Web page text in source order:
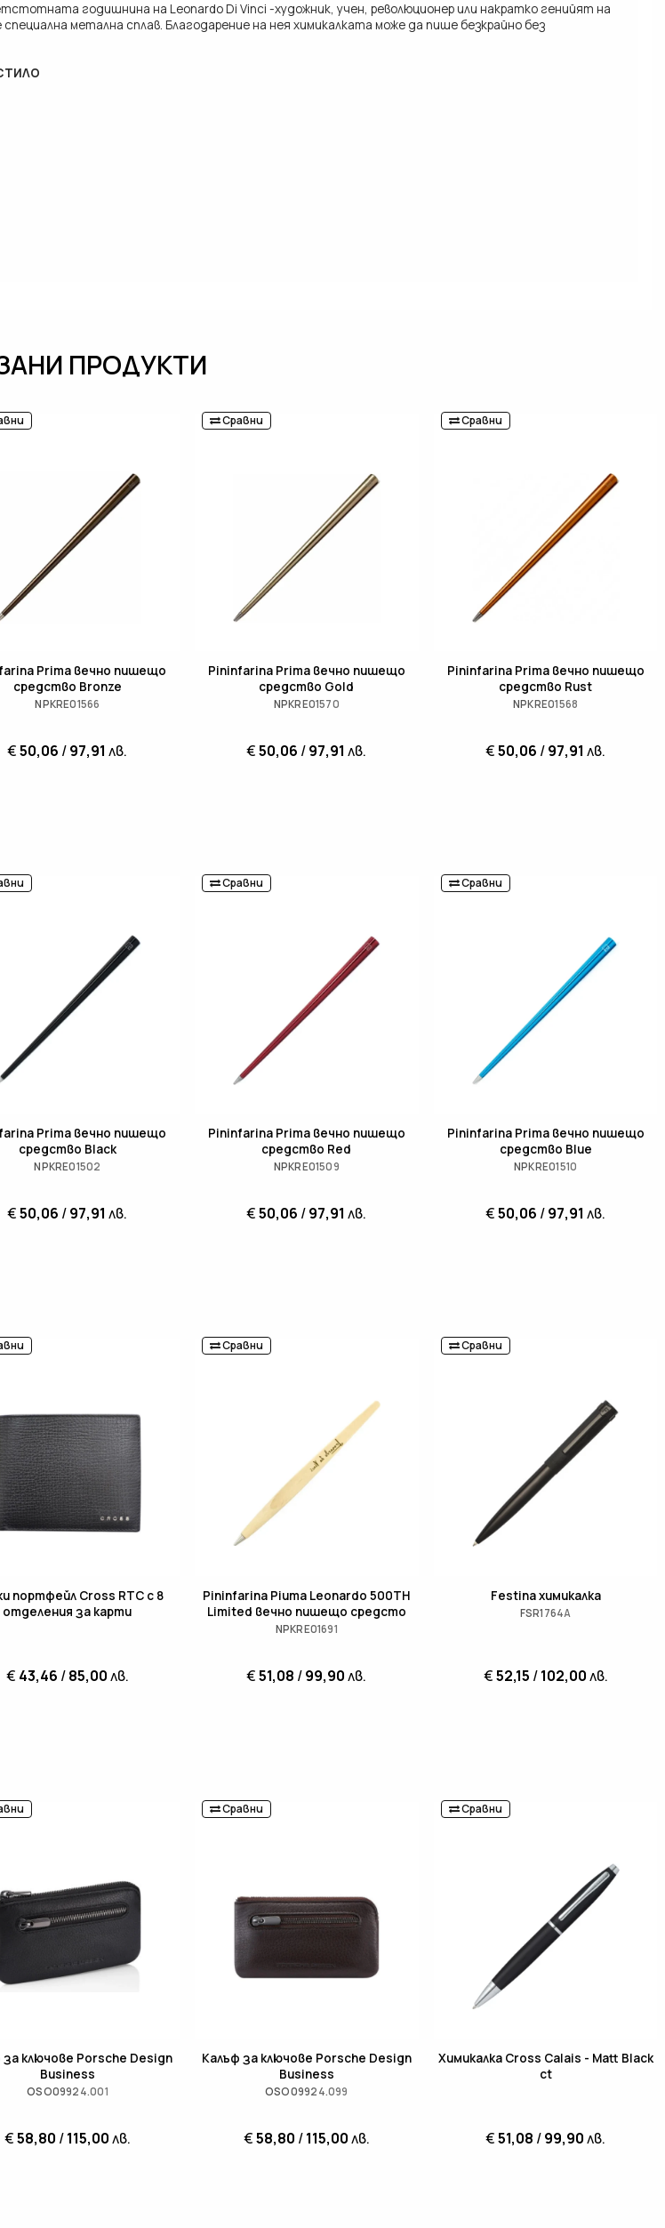
годишнина на Leonardo Di Vinci -художник, учен, революционер или накратко генийят на
метална сплав. Благодарение на нея химикалката може да пише безкрайно без
ПРОДУКТИ
Prima вечно пишещо
средство Bronze
NPKRE01566
€50,06 /97,91 лв.
Сравни
Pininfarina Prima вечно пишещо
средство Gold
NPKRE01570
€50,06 /97,91 лв.
Сравни
Pininfarina Prima вечно пишещо
средство Rust
NPKRE01568
€50,06 /97,91 лв.
Prima вечно пишещо
средство Black
NPKRE01502
€50,06 /97,91 лв.
Сравни
Pininfarina Prima вечно пишещо
средство Red
NPKRE01509
€50,06 /97,91 лв.
Сравни
Pininfarina Prima вечно пишещо
средство Blue
NPKRE01510
€50,06 /97,91 лв.
портфейл Cross RTC с 8
отделения за карти
€ 43,46 /85,00лв.
Сравни
Pininfarina Piuma Leonardo 500TH
Limited вечно пишещо средсто
NPKRE01691
€51,08 /99,90лв.
Сравни
Festina химикалка
FSR1764A
€52,15 /102,00лв.
за ключове Porsche Design
Business
OSO09924.001
€58,80 /115,00лв.
Сравни
Калъф за ключове Porsche Design
Business
OSO09924.099
€58,80 /115,00лв.
Сравни
Химикалка Cross Calais - Matt Black
ct
€51,08 /99,90лв.